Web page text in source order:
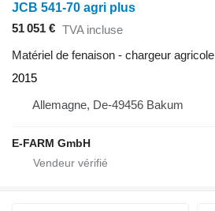
JCB 541-70 agri plus
51 051 € TVA incluse
Matériel de fenaison - chargeur agricole
2015
Allemagne, De-49456 Bakum
E-FARM GmbH